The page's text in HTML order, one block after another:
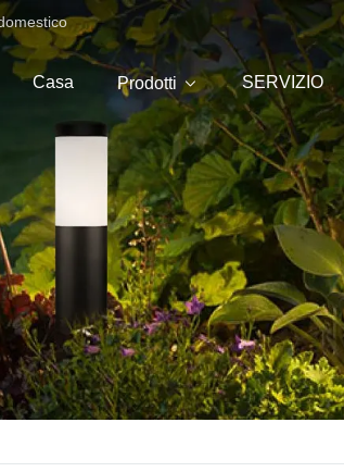
Casa Prodotti SERVIZIO